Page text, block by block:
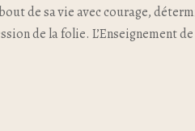
de sa vie avec courage,
de la folie. L’Enseignement